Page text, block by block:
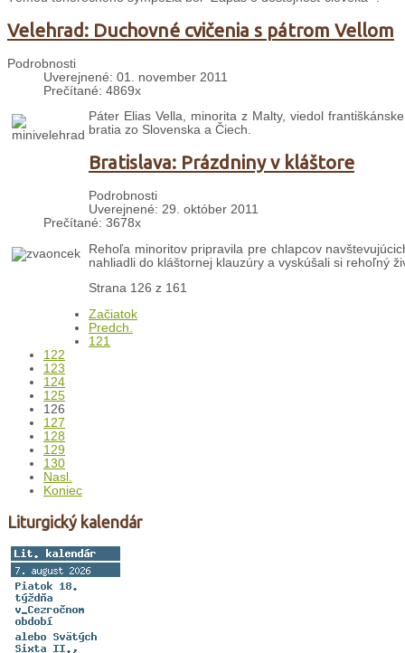
Velehrad: Duchovné cvičenia s pátrom Vellom
Podrobnosti
Uverejnené: 01. november 2011
Prečítané: 4869x
Páter Elias Vella, minorita z Malty, viedol
bratia zo Slovenska a Čiech.
Bratislava: Prázdniny v kláštore
Podrobnosti
Uverejnené: 29. október 2011
Prečítané: 3678x
Rehoľa minoritov pripravila pre chlapcov
nahliadli do kláštornej klauzúry a vyskúšali si rehoľný
Strana 126 z 161
Začiatok
Predch.
121
122
123
124
125
126
127
128
129
130
Nasl.
Koniec
Liturgický kalendár